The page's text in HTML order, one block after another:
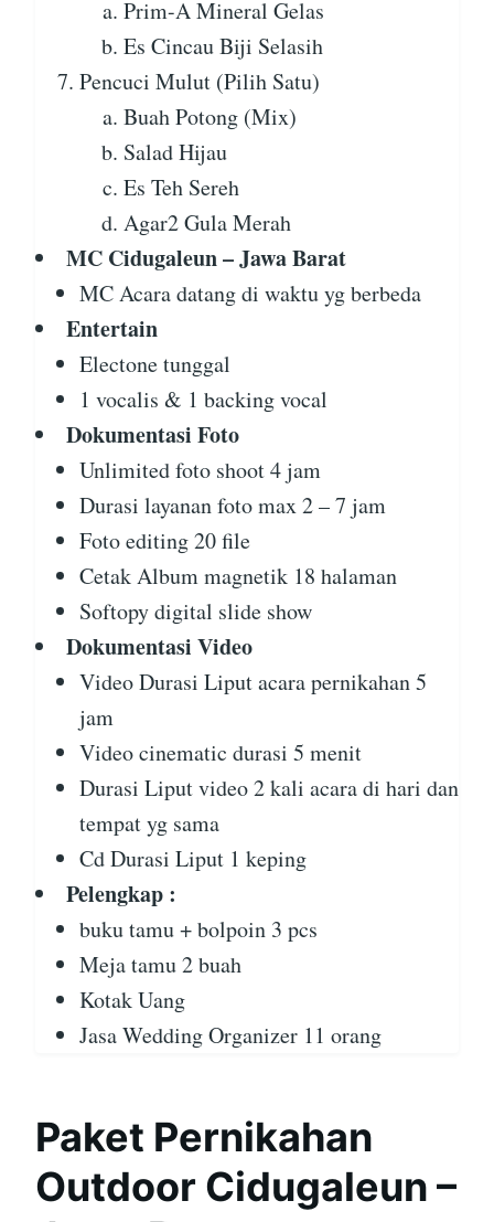
Prim-A Mineral Gelas
Es Cincau Biji Selasih
Pencuci Mulut (Pilih Satu)
Buah Potong (Mix)
Salad Hijau
Es Teh Sereh
Agar2 Gula Merah
MC Cidugaleun – Jawa Barat
MC Acara datang di waktu yg berbeda
Entertain
Electone tunggal
1 vocalis & 1 backing vocal
Dokumentasi Foto
Unlimited foto shoot 4 jam
Durasi layanan foto max 2 – 7 jam
Foto editing 20 file
Cetak Album magnetik 18 halaman
Softopy digital slide show
Dokumentasi Video
Video Durasi Liput acara pernikahan 5
jam
Video cinematic durasi 5 menit
Durasi Liput video 2 kali acara di hari dan
tempat yg sama
Cd Durasi Liput 1 keping
Pelengkap :
buku tamu + bolpoin 3 pcs
Meja tamu 2 buah
Kotak Uang
Jasa Wedding Organizer 11 orang
Paket Pernikahan
Outdoor Cidugaleun –